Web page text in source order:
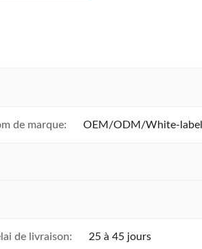
de marque: OEM/ODM/White-label
de livraison: 25 à 45 jours